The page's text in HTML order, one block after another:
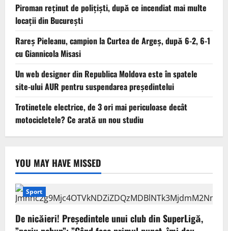
Piroman reţinut de poliţişti, după ce incendiat mai multe
locaţii din București
Rareș Pieleanu, campion la Curtea de Argeș, după 6-2, 6-1
cu Giannicola Misasi
Un web designer din Republica Moldova este în spatele
site-ului AUR pentru suspendarea președintelui
Trotinetele electrice, de 3 ori mai periculoase decât
motocicletele? Ce arată un nou studiu
YOU MAY HAVE MISSED
Sport
De nicăieri! Președintele unui club din SuperLigă,